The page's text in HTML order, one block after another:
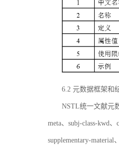
6.2 元数据框架和
NSTL统一文献元
meta、subj-class-kwd
supplementary-